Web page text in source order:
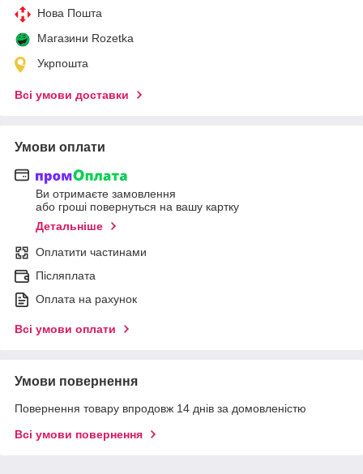
Нова Пошта
Магазини Rozetka
Укрпошта
Всі умови доставки
Умови оплати
Ви отримаєте замовлення
або гроші повернуться на вашу картку
Детальніше
Оплатити частинами
Післяплата
Оплата на рахунок
Всі умови оплати
Умови повернення
Повернення товару впродовж 14 днів за домовленістю
Всі умови повернення